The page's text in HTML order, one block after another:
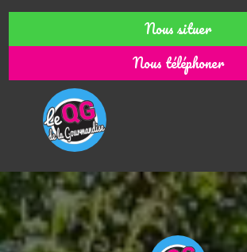
Nous situer
Nous téléphoner